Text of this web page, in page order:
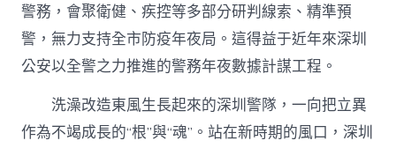
警務，會聚衛健、疾控等多部分研判線索、精準預
警，無力支持全市防疫年夜局。這得益于近年來深圳
公安以全警之力推進的警務年夜數據計謀工程。
洗澡改造東風生長起來的深圳警隊，一向把立異
作為不竭成長的“根”與“魂”。站在新時期的風口，深圳